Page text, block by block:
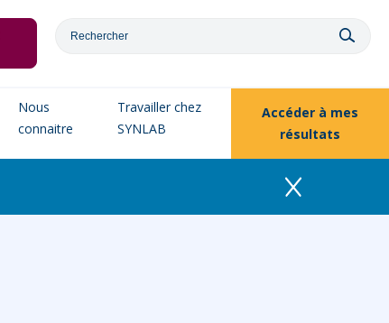
Nous
connaitre
Travailler chez
SYNLAB
Accéder à mes
résultats